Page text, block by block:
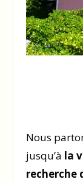
Nous
jusqu’à la
recherche